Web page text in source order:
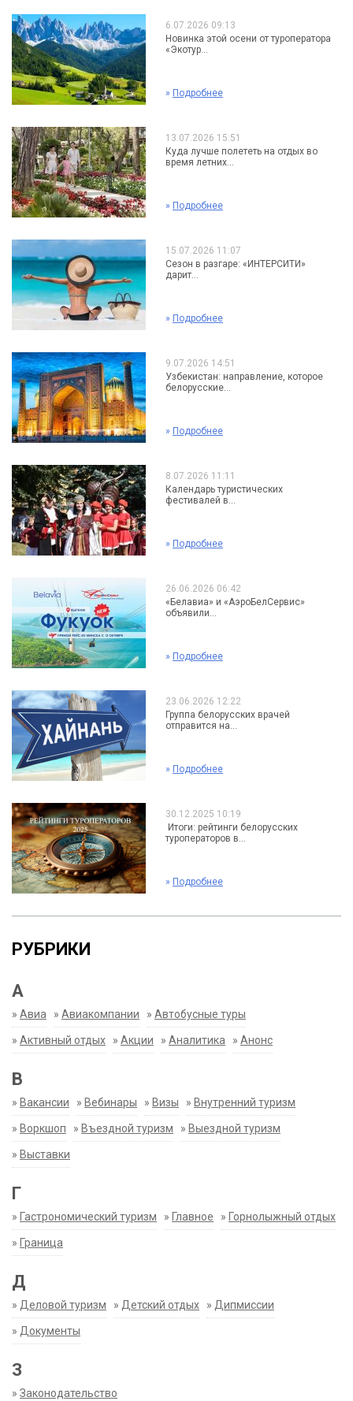
6.07.2026 09:13
Новинка этой осени от туроператора
«Экотур...
» Подробнее
13.07.2026 15:51
Куда лучше полететь на отдых во
время летних...
» Подробнее
15.07.2026 11:07
Сезон в разгаре: «ИНТЕРСИТИ»
дарит...
» Подробнее
9.07.2026 14:51
Узбекистан: направление, которое
белорусские...
» Подробнее
8.07.2026 11:11
Календарь туристических
фестивалей в...
» Подробнее
26.06.2026 06:42
«Белавиа» и «АэроБелСервис»
объявили...
» Подробнее
23.06.2026 12:22
Группа белорусских врачей
отправится на...
» Подробнее
30.12.2025 10:19
Итоги: рейтинги белорусских
туроператоров в...
» Подробнее
РУБРИКИ
А
» Авиа » Авиакомпании » Автобусные туры
» Активный отдых » Акции » Аналитика » Анонс
В
» Вакансии » Вебинары » Визы » Внутренний туризм
» Воркшоп » Въездной туризм » Выездной туризм
» Выставки
Г
» Гастрономический туризм » Главное » Горнолыжный отдых
» Граница
Д
» Деловой туризм » Детский отдых » Дипмиссии
» Документы
З
» Законодательство